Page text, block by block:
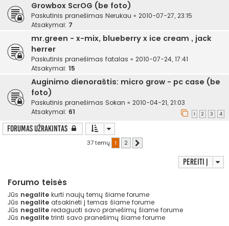
Growbox ScrOG (be foto)
Paskutinis pranešimas Nerukau « 2010-07-27, 23:15
Atsakymai: 7
mr.green - x-mix, blueberry x ice cream , jack
herrer
Paskutinis pranešimas fatalas « 2010-07-24, 17:41
Atsakymai: 15
Auginimo dienoraštis: micro grow - pc case (be
foto)
Paskutinis pranešimas Sokan « 2010-04-21, 21:03
Atsakymai: 61 1 2 3 4
Forumas užrakintas
37 temų 1 2
Pereiti į
Forumo teisės
Jūs negalite kurti naujų temų šiame forume
Jūs negalite atsakinėti į temas šiame forume
Jūs negalite redaguoti savo pranešimų šiame forume
Jūs negalite trinti savo pranešimų šiame forume